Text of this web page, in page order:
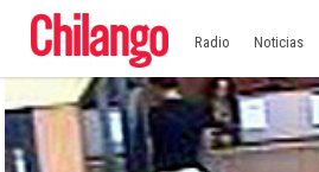
Radio Noticias